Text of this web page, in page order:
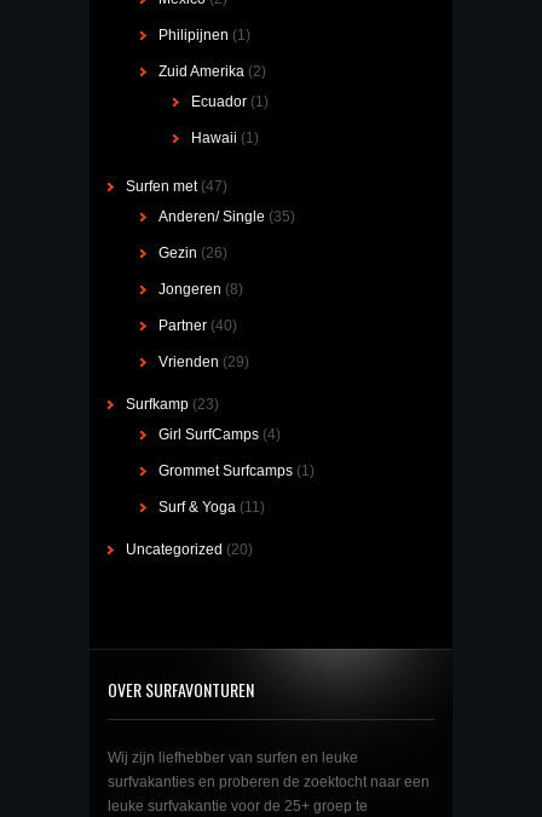
Philipijnen (1)
Zuid Amerika (2)
Ecuador (1)
Hawaii (1)
Surfen met(47)
Anderen/ Single (35)
Gezin (26)
Jongeren (8)
Partner (40)
Vrienden (29)
Surfkamp (23)
Girl SurfCamps (4)
Grommet Surfcamps (1)
Surf & Yoga (11)
Uncategorized (20)
OVER SURFAVONTUREN
Wij zijn liefhebber van surfen en leuke
surfvakanties en proberen de zoektocht naar een
leuke surfvakantie voor de 25+ groep te